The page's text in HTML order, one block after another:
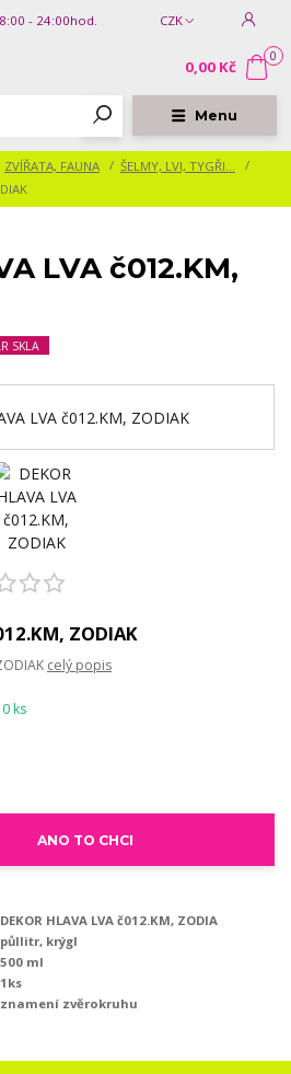
Menu
CZK
- 24:00hod.
0
0,00 Kč
ZVÍŘATA, FAUNA
ŠELMY, LVI, TYGŘI...
LVA č012.KM,
SKLA
ZODIAK
celý popis
ks
ANO TO CHCI
DEKOR HLAVA LVA č012.KM, ZODIA
půllitr, krýgl
500 ml
1ks
znamení zvěrokruhu